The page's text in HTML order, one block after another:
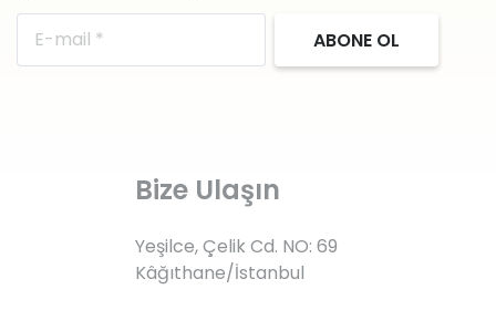
ABONE OL
Bize Ulaşın
Yeşilce, Çelik Cd. NO: 69
Kâğıthane/İstanbul